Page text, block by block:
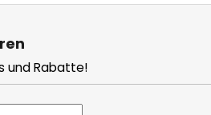
und Rabatte!